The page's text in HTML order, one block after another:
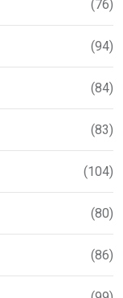
(76)
(94)
(84)
(83)
(104)
(80)
(86)